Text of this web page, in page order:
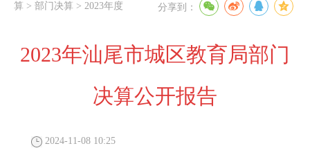
算 > 部门决算 > 2023年度 分享到：
2023年汕尾市城区教育局部门
决算公开报告
2024-11-08 10:25